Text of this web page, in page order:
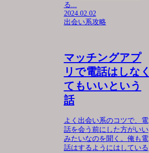
る...
2024.02.02
出会い系攻略
マッチングアプ
リで電話はしなく
てもいいという
話
よく出会い系のコツで、電
話を会う前にした方がいい
みたいなのを聞く。俺も電
話はするようにはしている